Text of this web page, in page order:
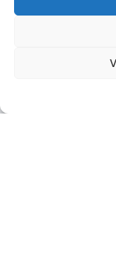
Questions